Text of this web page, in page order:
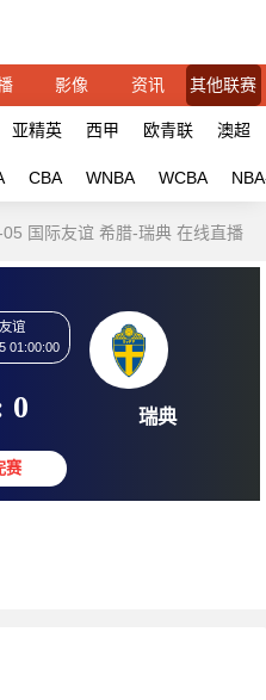
影像 资讯 其他联赛
亚精英 西甲 欧青联 澳超
CBA WNBA WCBA
国际友谊 希腊-瑞典 在线直播
国际友谊
06-05 01:00:00
0 : 0 瑞